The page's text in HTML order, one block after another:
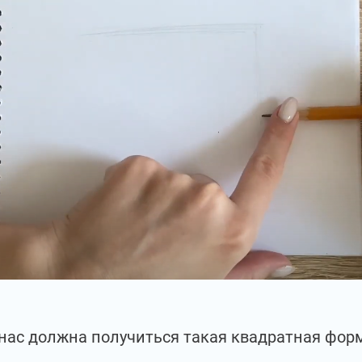
должна получиться такая квадратная